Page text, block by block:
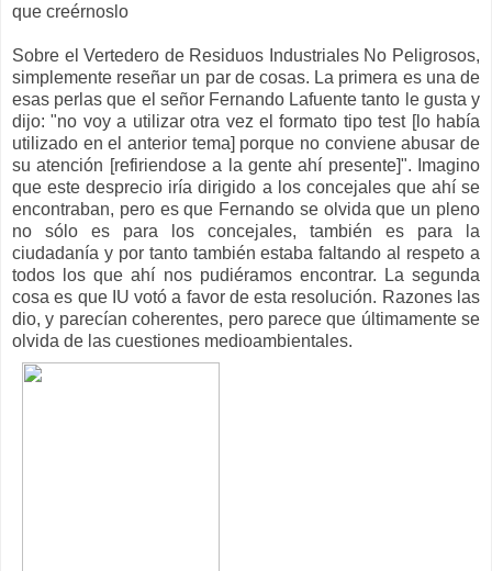
que creérnoslo
Sobre el Vertedero de Residuos Industriales No Peligrosos,
simplemente reseñar un par de cosas. La primera es una de
esas perlas que el señor Fernando Lafuente tanto le gusta y
dijo: "no voy a utilizar otra vez el formato tipo test [lo había
utilizado en el anterior tema] porque no conviene abusar de
su atención [refiriendose a la gente ahí presente]". Imagino
que este desprecio iría dirigido a los concejales que ahí se
encontraban, pero es que Fernando se olvida que un pleno
no sólo es para los concejales, también es para la
ciudadanía y por tanto también estaba faltando al respeto a
todos los que ahí nos pudiéramos encontrar. La segunda
cosa es que IU votó a favor de esta resolución. Razones las
dio, y parecían coherentes, pero parece que últimamente se
olvida de las cuestiones medioambientales.